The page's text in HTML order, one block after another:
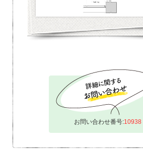
お問い合わせ番号:10938